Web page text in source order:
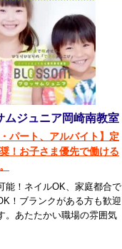
ムジュニア岡崎南教室
・パート、アルバイト】定
！お子さま優先で働ける
能！ネイルOK、家庭都合で
！ブランクがある方も歓迎
。あたたかい職場の雰囲気